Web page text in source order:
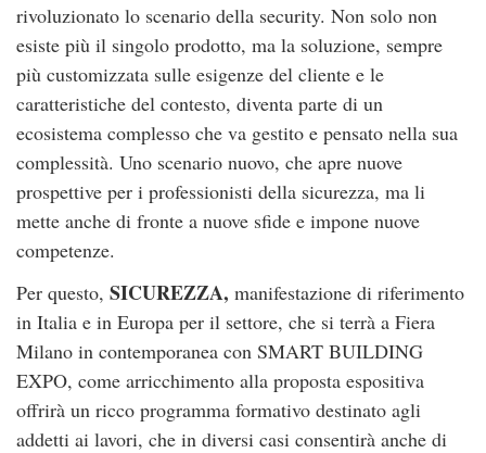
rivoluzionato lo scenario della security. Non solo non
esiste più il singolo prodotto, ma la soluzione, sempre
più customizzata sulle esigenze del cliente e le
caratteristiche del contesto, diventa parte di un
ecosistema complesso che va gestito e pensato nella sua
complessità. Uno scenario nuovo, che apre nuove
prospettive per i professionisti della sicurezza, ma li
mette anche di fronte a nuove sfide e impone nuove
competenze.
Per questo, SICUREZZA, manifestazione di riferimento
in Italia e in Europa per il settore, che si terrà a Fiera
Milano in contemporanea con SMART BUILDING
EXPO, come arricchimento alla proposta espositiva
offrirà un ricco programma formativo destinato agli
addetti ai lavori, che in diversi casi consentirà anche di